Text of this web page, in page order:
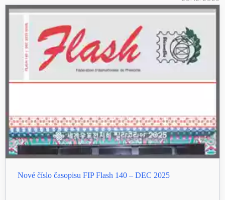
Nové číslo časopisu FIP Flash 140 – DEC 2025